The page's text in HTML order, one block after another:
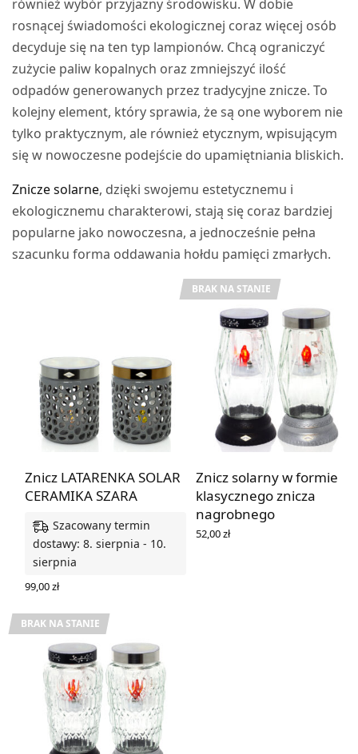
również wybór przyjazny środowisku. W dobie
rosnącej świadomości ekologicznej coraz więcej osób
decyduje się na ten typ lampionów. Chcą ograniczyć
zużycie paliw kopalnych oraz zmniejszyć ilość
odpadów generowanych przez tradycyjne znicze. To
kolejny element, który sprawia, że są one wyborem nie
tylko praktycznym, ale również etycznym, wpisującym
się w nowoczesne podejście do upamiętniania bliskich.
Znicze solarne, dzięki swojemu estetycznemu i
ekologicznemu charakterowi, stają się coraz bardziej
popularne jako nowoczesna, a jednocześnie pełna
szacunku forma oddawania hołdu pamięci zmarłych.
Znicz LATARENKA SOLAR
CERAMIKA SZARA
Szacowany termin
dostawy: 8. sierpnia - 10.
sierpnia
99,00zł
BRAK NA STANIE
Znicz solarny w formie
klasycznego znicza
nagrobnego
52,00zł
BRAK NA STANIE